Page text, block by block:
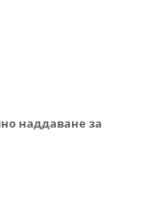
наддаване за